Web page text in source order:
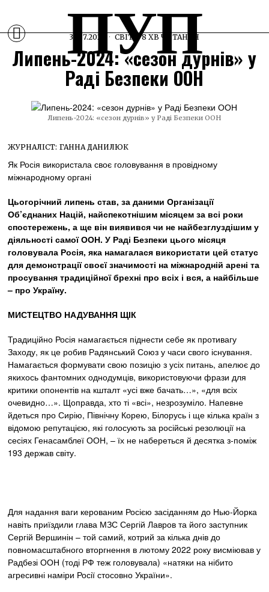
ПУП
31.07.2024 СВІТ 8 ХВ ЧИТАННЯ
Липень-2024: «сезон дурнів» у
Раді Безпеки ООН
Липень-2024: «сезон дурнів» у Раді Безпеки ООН
ЖУРНАЛІСТ: ГАННА ДАНИЛЮК
Як Росія використала своє головування в провідному
міжнародному органі
Цьогорічний липень став, за даними Організації
Об’єднаних Націй, найспекотнішим місяцем за всі роки
спостережень, а ще він виявився чи не найбезглуздішим у
діяльності самої ООН. У Раді Безпеки цього місяця
головувала Росія, яка намагалася використати цей статус
для демонстрації своєї значимості на міжнародній арені та
просування традиційної брехні про всіх і вся, а найбільше
– про Україну.
МИСТЕЦТВО НАДУВАННЯ ЩІК
Традиційно Росія намагається піднести себе як противагу
Заходу, як це робив Радянський Союз у часи свого існування.
Намагається формувати свою позицію з усіх питань, апелює до
якихось фантомних однодумців, використовуючи фрази для
критики опонентів на кшталт «усі вже бачать…», «для всіх
очевидно…». Щоправда, хто ті «всі», незрозуміло. Напевне
йдеться про Сирію, Північну Корею, Білорусь і ще кілька країн з
відомою репутацією, які голосують за російські резолюції на
сесіях Генасамблеї ООН, – їх не набереться й десятка з-поміж
193 держав світу.
Для надання ваги керованим Росією засіданням до Нью-Йорка
навіть приїздили глава МЗС Сергій Лавров та його заступник
Сергій Вершинін – той самий, котрий за кілька днів до
повномасштабного вторгнення в лютому 2022 року висміював у
Радбезі ООН (тоді РФ теж головувала) «натяки на нібито
агресивні наміри Росії стосовно України».